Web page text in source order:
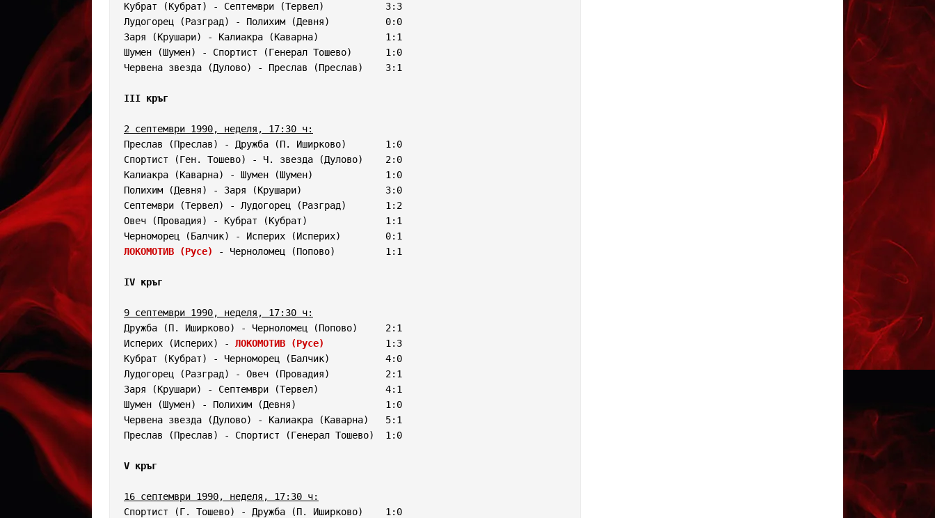
Кубрат (Кубрат) - Септември (Тервел)           3:3
Лудогорец (Разград) - Полихим (Девня)          0:0
Заря (Крушари) - Калиакра (Каварна)            1:1
Шумен (Шумен) - Спортист (Генерал Тошево)      1:0
Червена звезда (Дулово) - Преслав (Преслав)    3:1
III кръг
2 септември 1990, неделя, 17:30 ч:
Преслав (Преслав) - Дружба (П. Иширково)       1:0
Спортист (Ген. Тошево) - Ч. звезда (Дулово)    2:0
Калиакра (Каварна) - Шумен (Шумен)             1:0
Полихим (Девня) - Заря (Крушари)               3:0
Септември (Тервел) - Лудогорец (Разград)       1:2
Овеч (Провадия) - Кубрат (Кубрат)              1:1
ЛОКОМОТИВ (Русе)
- Черноломец (Попово)         1:1
IV кръг
9 септември 1990, неделя, 17:30 ч:
Дружба (П. Иширково) - Черноломец (Попово)     2:1
Исперих (Исперих) - ЛОКОМОТИВ (Русе)
           1:3
Кубрат (Кубрат) - Черноморец (Балчик)          4:0
Лудогорец (Разград) - Овеч (Провадия)          2:1
Заря (Крушари) - Септември (Тервел)            4:1
Шумен (Шумен) - Полихим (Девня)                1:0
Червена звезда (Дулово) - Калиакра (Каварна)   5:1
Преслав (Преслав) - Спортист (Генерал Тошево)  1:0
V кръг
16 септември 1990, неделя, 17:30 ч:
Спортист (Г. Тошево) - Дружба (П. Иширково)    1:0